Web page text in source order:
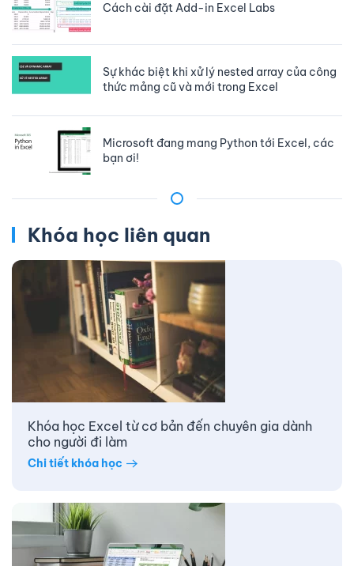
Cách cài đặt Add-in Excel Labs
Sự khác biệt khi xử lý nested array của công
thức mảng cũ và mới trong Excel
Microsoft đang mang Python tới Excel, các
bạn ơi!
Khóa học liên quan
Khóa học Excel từ cơ bản đến chuyên gia dành
cho người đi làm
Chi tiết khóa học